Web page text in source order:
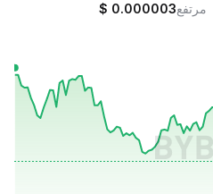
مرتفع $ 0.000003